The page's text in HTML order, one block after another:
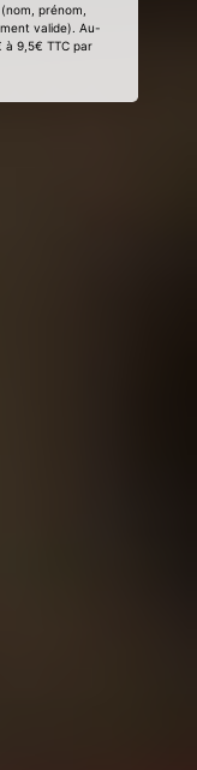
prénom,
valide). Au-
à 9,5€ TTC par